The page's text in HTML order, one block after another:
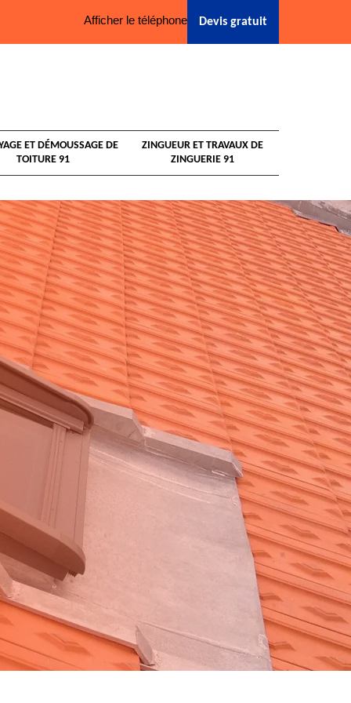
Afficher le téléphone Devis gratuit
ET DÉMOUSSAGE DE
TOITURE 91
ZINGUEUR ET TRAVAUX DE
ZINGUERIE 91